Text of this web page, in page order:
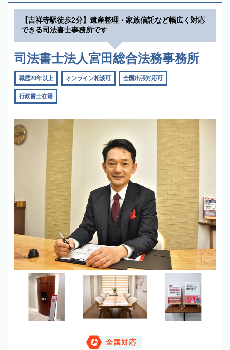
【吉祥寺駅徒歩2分】遺産整理・家族信託など幅広く対応
できる司法書士事務所です
司法書士法人宮田総合法務事務所
職歴20年以上 オンライン相談可 全国出張対応可
行政書士在籍
全国対応